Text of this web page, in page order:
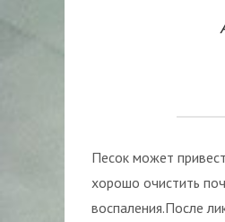
Песок может
хорошо очистить
воспаления.После